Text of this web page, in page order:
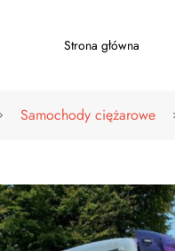
Strona główna
Samochody ciężarowe